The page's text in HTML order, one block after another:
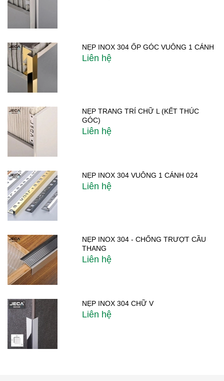
NẸP INOX 304 ỐP GÓC VUÔNG 1 CÁNH
Liên hệ
NẸP TRANG TRÍ CHỮ L (KẾT THÚC
GÓC)
Liên hệ
NẸP INOX 304 VUÔNG 1 CÁNH 024
Liên hệ
NẸP INOX 304 - CHỐNG TRƯỢT CẦU
THANG
Liên hệ
NẸP INOX 304 CHỮ V
Liên hệ